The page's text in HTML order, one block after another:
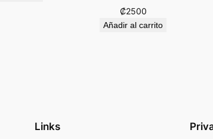
₡2500
Añadir al carrito
Links